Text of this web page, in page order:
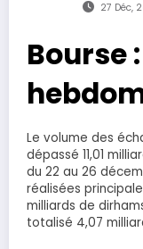
27 Déc,
Bourse
Le volume des
dépassé 11,01
du 22 au 26
réalisées
milliards de
totalisé 4,07